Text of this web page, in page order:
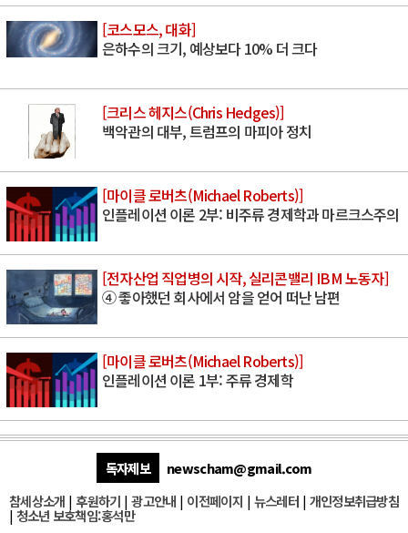
[코스모스, 대화]
은하수의 크기, 예상보다 10% 더 크다
[크리스 헤지스(Chris Hedges)]
백악관의 대부, 트럼프의 마피아 정치
[마이클 로버츠(Michael Roberts)]
인플레이션 이론 2부: 비주류 경제학과 마르크스주의
[전자산업 직업병의 시작, 실리콘밸리 IBM 노동자]
④ 좋아했던 회사에서 암을 얻어 떠난 남편
[마이클 로버츠(Michael Roberts)]
인플레이션 이론 1부: 주류 경제학
독자제보
newscham@gmail.com
참세상소개 | 후원하기 |광고안내 | 이전페이지 | 뉴스레터| 개인정보취급방침
| 청소년 보호책임:홍석만